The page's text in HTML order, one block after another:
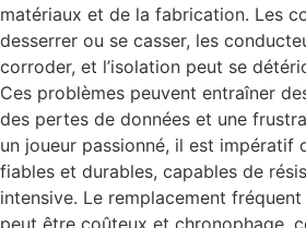
matériaux et de la fabrication. Les
desserrer ou se casser, les
corroder, et l’isolation peut se
Ces problèmes peuvent entraîner
des pertes de données et une
un joueur passionné, il est impératif
fiables et durables, capables de
intensive. Le remplacement
peut être coûteux et chronophage,